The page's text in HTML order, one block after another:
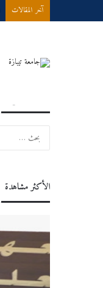
آخر المقالات
الأكثر مشاهدة
هام
لطلبة
الثانية
ماستر